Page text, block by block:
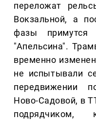
переложат
Вокзальной, а
фазы
"Апельсина".
временно
не испытывали
передвижении
Ново-Садовой, в
подрядчиком,